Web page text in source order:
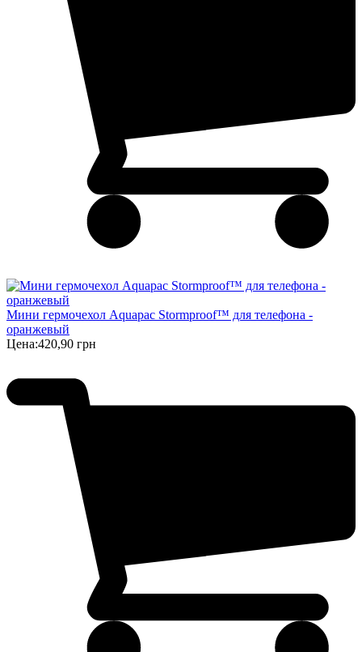
Мини гермочехол Aquapac Stormproof™ для телефона -
оранжевый
Цена:420,90 грн